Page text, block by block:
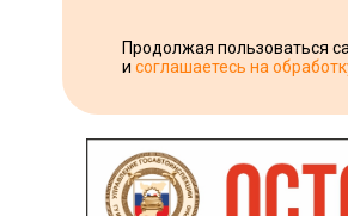
Продолжая пользоваться
и соглашаетесь на